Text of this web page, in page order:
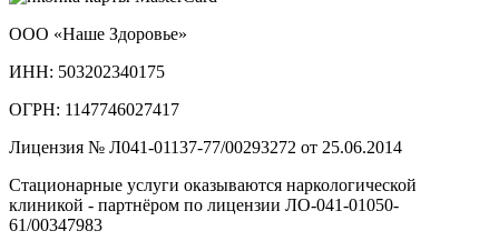
ООО «Наше Здоровье»
ИНН: 503202340175
ОГРН: 1147746027417
Лицензия № Л041-01137-77/00293272 от 25.06.2014
Стационарные услуги оказываются наркологической
клиникой - партнёром по лицензии ЛО-041-01050-
61/00347983